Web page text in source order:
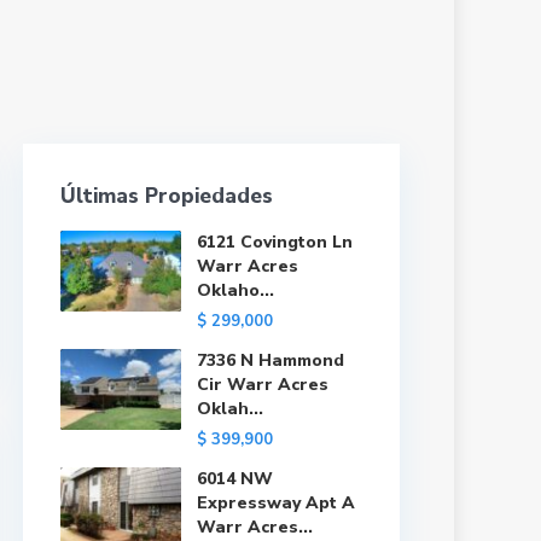
Últimas Propiedades
6121 Covington Ln
Warr Acres
Oklaho...
$ 299,000
7336 N Hammond
Cir Warr Acres
Oklah...
$ 399,900
6014 NW
Expressway Apt A
Warr Acres...